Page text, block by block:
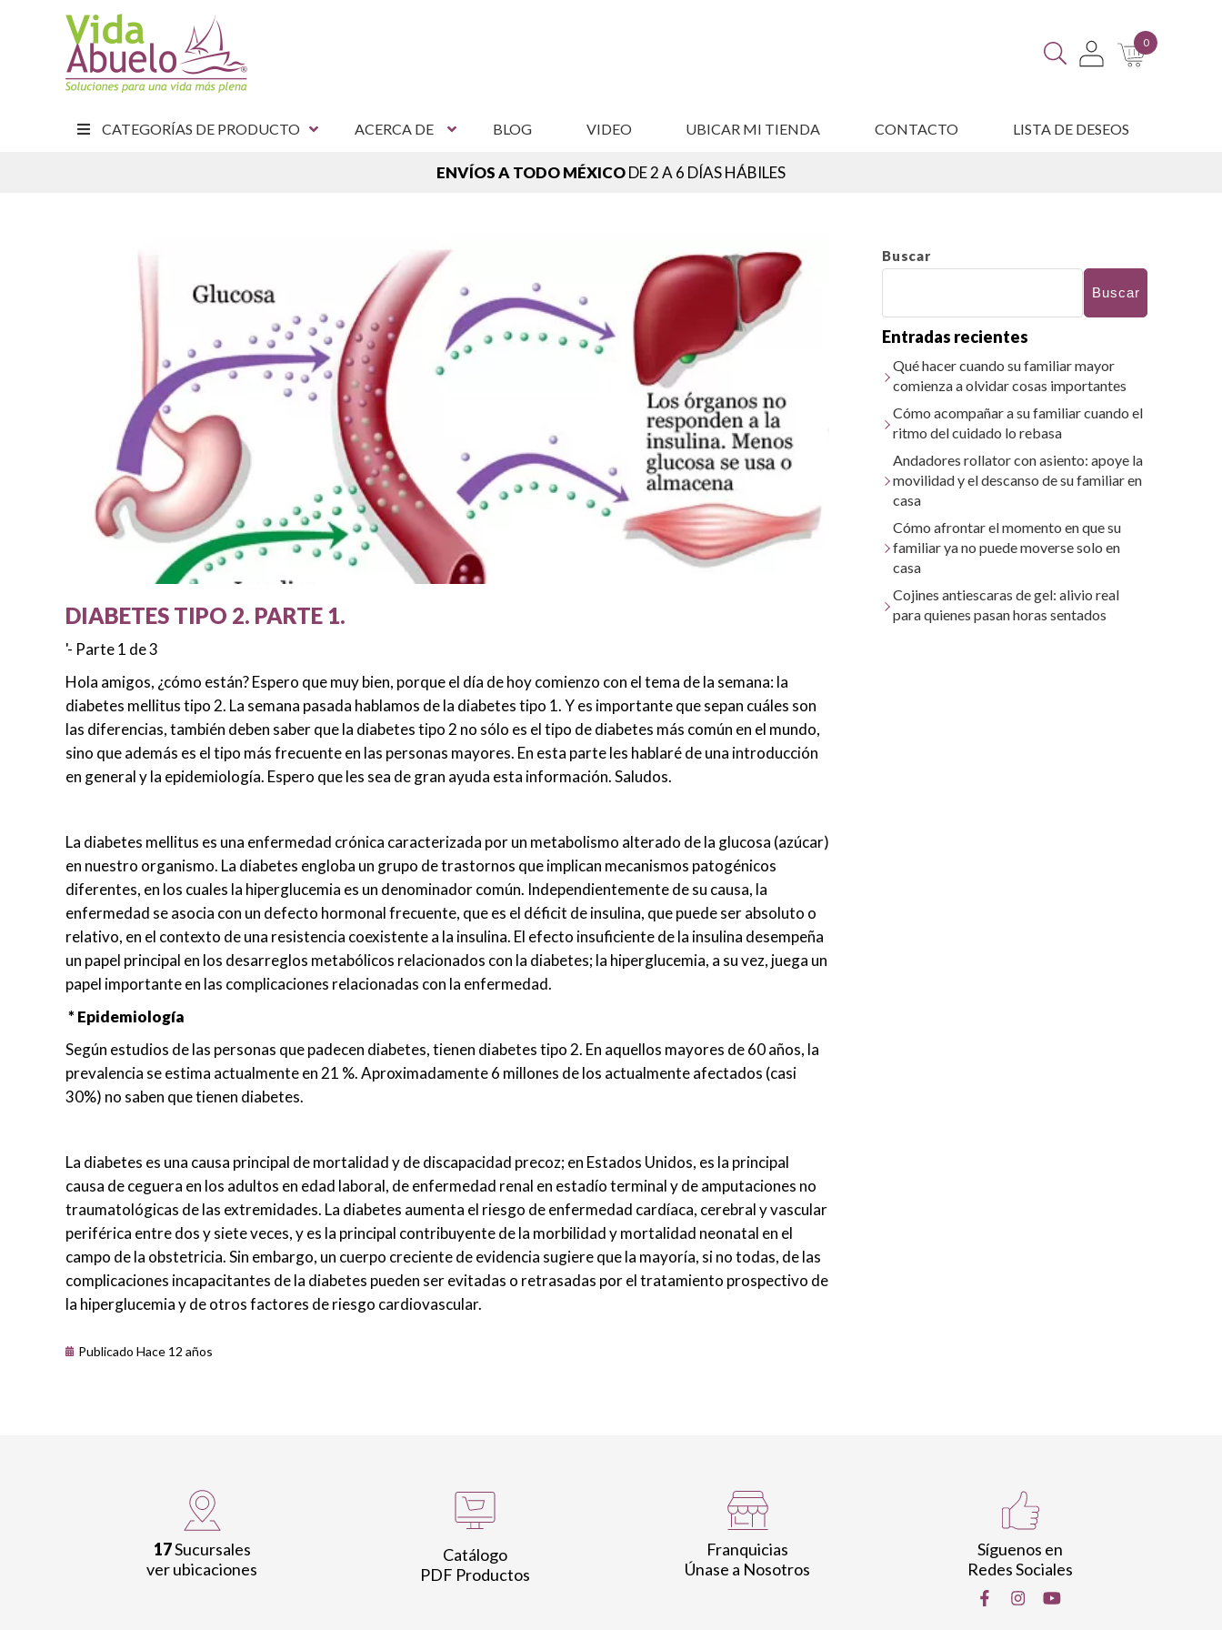
0
CATEGORÍAS DE PRODUCTO ACERCA DE BLOG VIDEO UBICAR MI TIENDA CONTACTO LISTA DE DESEOS
ENVÍOS A TODO MÉXICODE 2 A 6 DÍAS HÁBILES
DIABETES TIPO 2. PARTE 1.
'- Parte 1 de 3
Hola amigos, ¿cómo están? Espero que muy bien, porque el día de hoy comienzo con el tema de la semana: la
diabetes mellitus tipo 2. La semana pasada hablamos de la diabetes tipo 1. Y es importante que sepan cuáles son
las diferencias, también deben saber que la diabetes tipo 2 no sólo es el tipo de diabetes más común en el mundo,
sino que además es el tipo más frecuente en las personas mayores. En esta parte les hablaré de una introducción
en general y la epidemiología. Espero que les sea de gran ayuda esta información. Saludos.
La diabetes mellitus es una enfermedad crónica caracterizada por un metabolismo alterado de la glucosa (azúcar)
en nuestro organismo. La diabetes engloba un grupo de trastornos que implican mecanismos patogénicos
diferentes, en los cuales la hiperglucemia es un denominador común. Independientemente de su causa, la
enfermedad se asocia con un defecto hormonal frecuente, que es el déficit de insulina, que puede ser absoluto o
relativo, en el contexto de una resistencia coexistente a la insulina. El efecto insuficiente de la insulina desempeña
un papel principal en los desarreglos metabólicos relacionados con la diabetes; la hiperglucemia, a su vez, juega un
papel importante en las complicaciones relacionadas con la enfermedad.
* Epidemiología
Según estudios de las personas que padecen diabetes, tienen diabetes tipo 2. En aquellos mayores de 60 años, la
prevalencia se estima actualmente en 21 %. Aproximadamente 6 millones de los actualmente afectados (casi
30%) no saben que tienen diabetes.
La diabetes es una causa principal de mortalidad y de discapacidad precoz; en Estados Unidos, es la principal
causa de ceguera en los adultos en edad laboral, de enfermedad renal en estadío terminal y de amputaciones no
traumatológicas de las extremidades. La diabetes aumenta el riesgo de enfermedad cardíaca, cerebral y vascular
periférica entre dos y siete veces, y es la principal contribuyente de la morbilidad y mortalidad neonatal en el
campo de la obstetricia. Sin embargo, un cuerpo creciente de evidencia sugiere que la mayoría, si no todas, de las
complicaciones incapacitantes de la diabetes pueden ser evitadas o retrasadas por el tratamiento prospectivo de
la hiperglucemia y de otros factores de riesgo cardiovascular.
Publicado Hace 12 años
Buscar
Buscar
Entradas recientes
Qué hacer cuando su familiar mayor
comienza a olvidar cosas importantes
Cómo acompañar a su familiar cuando el
ritmo del cuidado lo rebasa
Andadores rollator con asiento: apoye la
movilidad y el descanso de su familiar en
casa
Cómo afrontar el momento en que su
familiar ya no puede moverse solo en
casa
Cojines antiescaras de gel: alivio real
para quienes pasan horas sentados
17Sucursales
ver ubicaciones
Catálogo
PDF Productos
Franquicias
Únase a Nosotros
Síguenos en
Redes Sociales